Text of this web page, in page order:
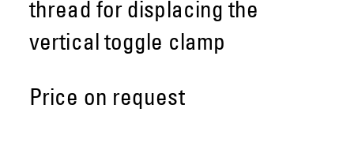
thread for displacing the
vertical toggle clamp
Price on request